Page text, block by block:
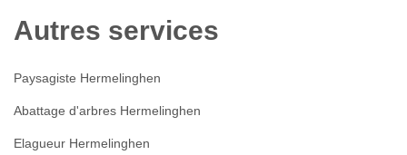
Autres services
Paysagiste Hermelinghen
Abattage d'arbres Hermelinghen
Elagueur Hermelinghen